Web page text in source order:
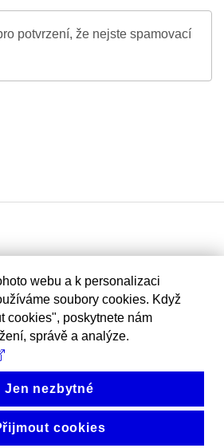
potvrzení, že nejste spamovací
webu a k personalizaci
soubory cookies. Když
cookies", poskytnete nám
správě a analýze.
Jen nezbytné
cookies